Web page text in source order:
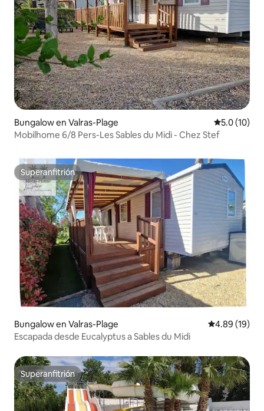
Bungalow en Valras-Plage Calificación
5.0 (10)
Mobilhome 6/8 Pers-Les Sables du Midi - Chez Stef
Superanfitrión
Superanfitrión
Bungalow en Valras-Plage Calificación
4.89 (19)
Escapada desde Eucalyptus a Sables du Midi
Superanfitrión
Superanfitrión